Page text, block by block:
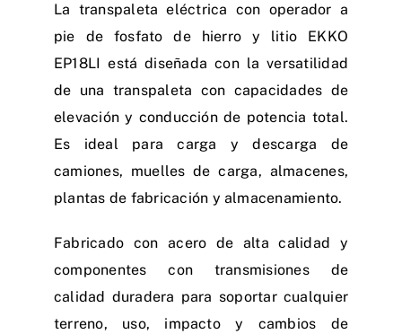
La transpaleta eléctrica con operador a
pie de fosfato de hierro y litio EKKO
EP18LI está diseñada con la versatilidad
de una transpaleta con capacidades de
elevación y conducción de potencia total.
Es ideal para carga y descarga de
camiones, muelles de carga, almacenes,
plantas de fabricación y almacenamiento.
Fabricado con acero de alta calidad y
componentes con transmisiones de
calidad duradera para soportar cualquier
terreno, uso, impacto y cambios de